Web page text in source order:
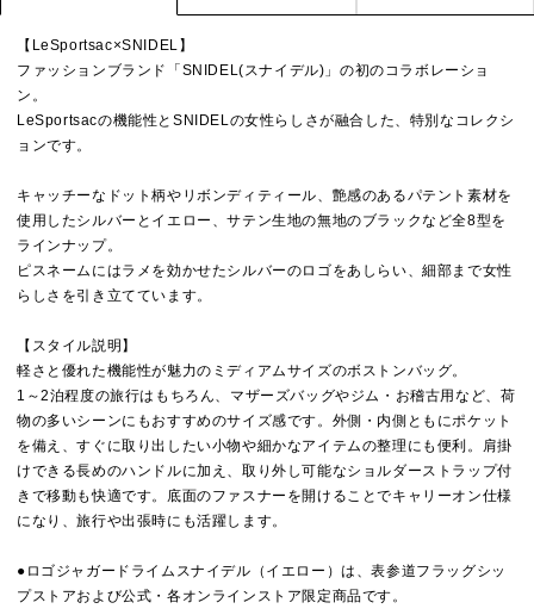
【LeSportsac×SNIDEL】
ファッションブランド「SNIDEL(スナイデル)」の初のコラボレーショ
ン。
LeSportsacの機能性とSNIDELの女性らしさが融合した、特別なコレクシ
ョンです。
キャッチーなドット柄やリボンディティール、艶感のあるパテント素材を
使用したシルバーとイエロー、サテン生地の無地のブラックなど全8型を
ラインナップ。
ピスネームにはラメを効かせたシルバーのロゴをあしらい、細部まで女性
らしさを引き立てています。
【スタイル説明】
軽さと優れた機能性が魅力のミディアムサイズのボストンバッグ。
1～2泊程度の旅行はもちろん、マザーズバッグやジム・お稽古用など、荷
物の多いシーンにもおすすめのサイズ感です。外側・内側ともにポケット
を備え、すぐに取り出したい小物や細かなアイテムの整理にも便利。肩掛
けできる長めのハンドルに加え、取り外し可能なショルダーストラップ付
きで移動も快適です。底面のファスナーを開けることでキャリーオン仕様
になり、旅行や出張時にも活躍します。
●ロゴジャガードライムスナイデル（イエロー）は、表参道フラッグシッ
プストアおよび公式・各オンラインストア限定商品です。